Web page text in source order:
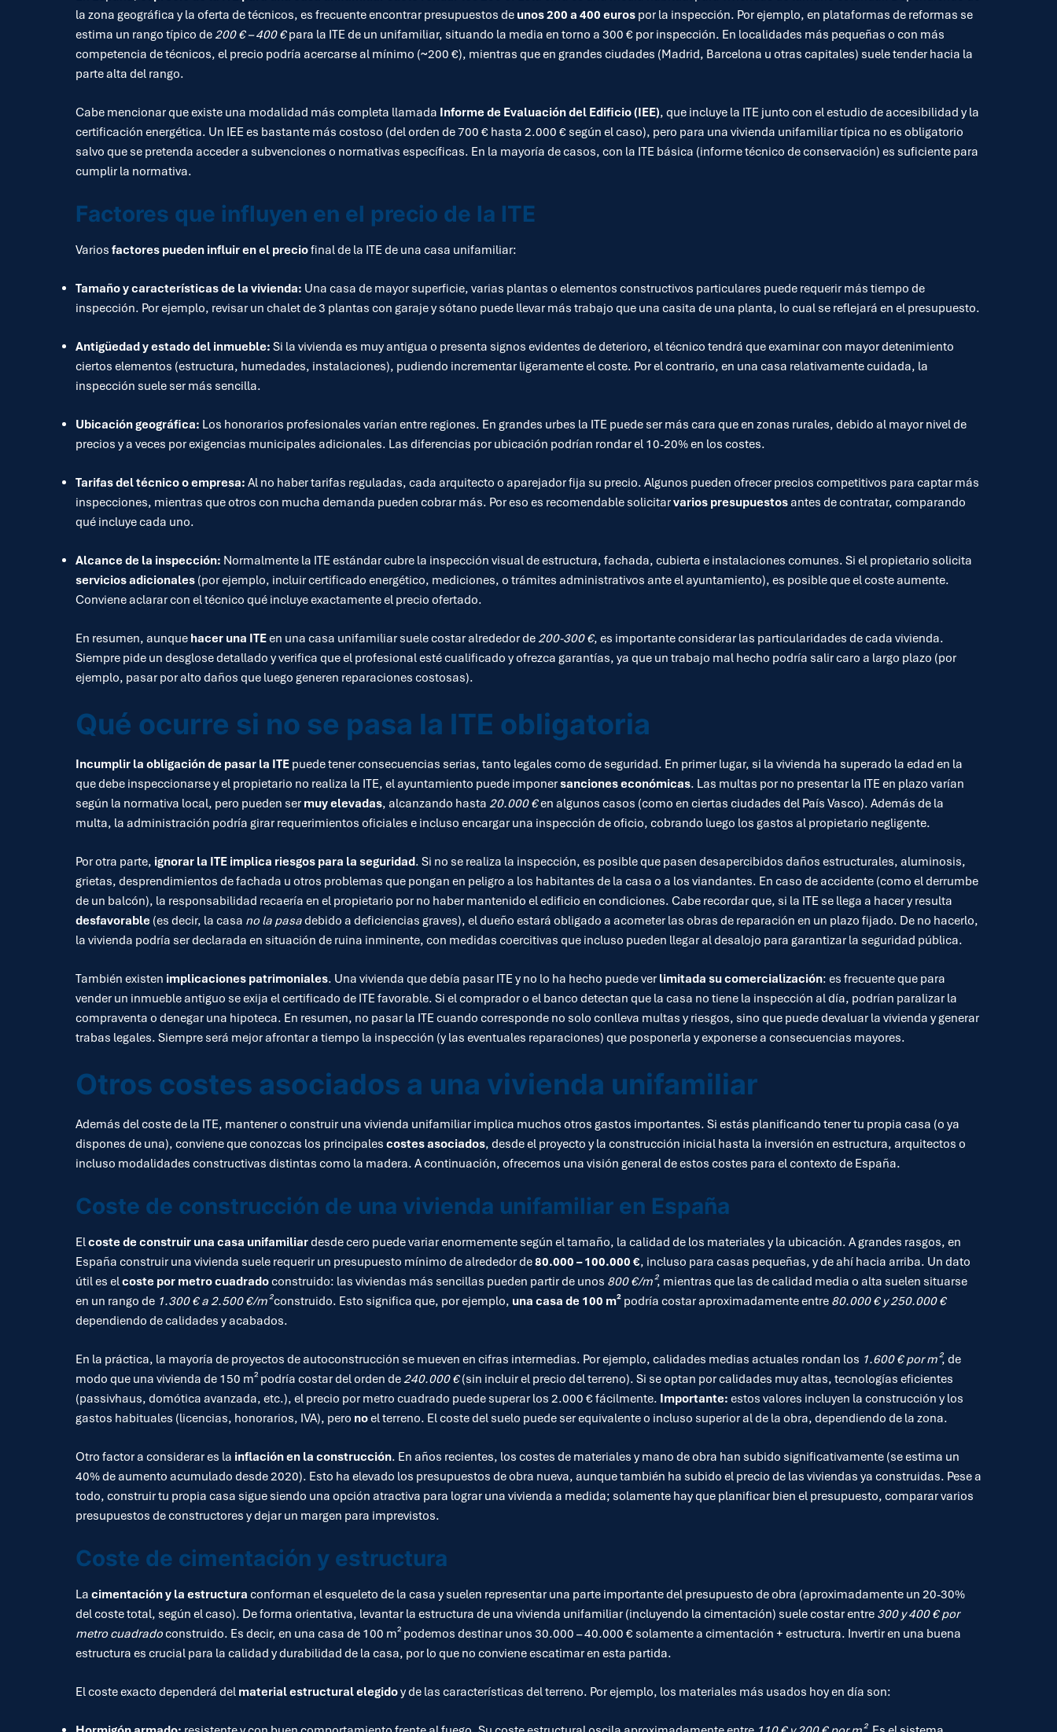
la zona geográfica y la oferta de técnicos, es frecuente encontrar presupuestos de unos 200 a 400 euros por la inspección. Por ejemplo, en plataformas de reformas se
estima un rango típico de200 € – 400 €para la ITE de un unifamiliar, situando la media en torno a 300 € por inspección. En localidades más pequeñas o con más
competencia de técnicos, el precio podría acercarse al mínimo (~200 €), mientras que en grandes ciudades (Madrid, Barcelona u otras capitales) suele tender hacia la
parte alta del rango.
Cabe mencionar que existe una modalidad más completa llamada Informe de Evaluación del Edificio (IEE), que incluye la ITE junto con el estudio de accesibilidad y la
certificación energética. Un IEE es bastante más costoso (del orden de 700 € hasta 2.000 € según el caso), pero para una vivienda unifamiliar típica no es obligatorio
salvo que se pretenda acceder a subvenciones o normativas específicas. En la mayoría de casos, con la ITE básica (informe técnico de conservación) es suficiente para
cumplir la normativa.
Factores que influyen en el precio de la ITE
Varios factores pueden influir en el preciofinal de la ITE de una casa unifamiliar:
Tamaño y características de la vivienda: Una casa de mayor superficie, varias plantas o elementos constructivos particulares puede requerir más tiempo de
inspección. Por ejemplo, revisar un chalet de 3 plantas con garaje y sótano puede llevar más trabajo que una casita de una planta, lo cual se reflejará en el presupuesto.
Antigüedad y estado del inmueble: Si la vivienda es muy antigua o presenta signos evidentes de deterioro, el técnico tendrá que examinar con mayor detenimiento
ciertos elementos (estructura, humedades, instalaciones), pudiendo incrementar ligeramente el coste. Por el contrario, en una casa relativamente cuidada, la
inspección suele ser más sencilla.
Ubicación geográfica: Los honorarios profesionales varían entre regiones. En grandes urbes la ITE puede ser más cara que en zonas rurales, debido al mayor nivel de
precios y a veces por exigencias municipales adicionales. Las diferencias por ubicación podrían rondar el 10-20% en los costes.
Tarifas del técnico o empresa: Al no haber tarifas reguladas, cada arquitecto o aparejador fija su precio. Algunos pueden ofrecer precios competitivos para captar más
inspecciones, mientras que otros con mucha demanda pueden cobrar más. Por eso es recomendable solicitarvarios presupuestosantes de contratar, comparando
qué incluye cada uno.
Alcance de la inspección: Normalmente la ITE estándar cubre la inspección visual de estructura, fachada, cubierta e instalaciones comunes. Si el propietario solicita
servicios adicionales (por ejemplo, incluir certificado energético, mediciones, o trámites administrativos ante el ayuntamiento), es posible que el coste aumente.
Conviene aclarar con el técnico qué incluye exactamente el precio ofertado.
En resumen, aunque hacer una ITEen una casa unifamiliar suele costar alrededor de200-300 €, es importante considerar las particularidades de cada vivienda.
Siempre pide un desglose detallado y verifica que el profesional esté cualificado y ofrezca garantías, ya que un trabajo mal hecho podría salir caro a largo plazo (por
ejemplo, pasar por alto daños que luego generen reparaciones costosas).
Qué ocurre si no se pasa la ITE obligatoria
Incumplir la obligación de pasar la ITE puede tener consecuencias serias, tanto legales como de seguridad. En primer lugar, si la vivienda ha superado la edad en la
que debe inspeccionarse y el propietario no realiza la ITE, el ayuntamiento puede imponersanciones económicas. Las multas por no presentar la ITE en plazo varían
según la normativa local, pero pueden ser muy elevadas, alcanzando hasta 20.000 €en algunos casos (como en ciertas ciudades del País Vasco). Además de la
multa, la administración podría girar requerimientos oficiales e incluso encargar una inspección de oficio, cobrando luego los gastos al propietario negligente.
Por otra parte, ignorar la ITE implica riesgos para la seguridad. Si no se realiza la inspección, es posible que pasen desapercibidos daños estructurales, aluminosis,
grietas, desprendimientos de fachada u otros problemas que pongan en peligro a los habitantes de la casa o a los viandantes. En caso de accidente (como el derrumbe
de un balcón), la responsabilidad recaería en el propietario por no haber mantenido el edificio en condiciones. Cabe recordar que, si la ITE se llega a hacer y resulta
desfavorable (es decir, la casa no la pasadebido a deficiencias graves), el dueño estará obligado a acometer las obras de reparación en un plazo fijado. De no hacerlo,
la vivienda podría ser declarada en situación de ruina inminente, con medidas coercitivas que incluso pueden llegar al desalojo para garantizar la seguridad pública.
También existen implicaciones patrimoniales. Una vivienda que debía pasar ITE y no lo ha hecho puede ver limitada su comercialización: es frecuente que para
vender un inmueble antiguo se exija el certificado de ITE favorable. Si el comprador o el banco detectan que la casa no tiene la inspección al día, podrían paralizar la
compraventa o denegar una hipoteca. En resumen, no pasar la ITE cuando corresponde no solo conlleva multas y riesgos, sino que puede devaluar la vivienda y generar
trabas legales. Siempre será mejor afrontar a tiempo la inspección (y las eventuales reparaciones) que posponerla y exponerse a consecuencias mayores.
Otros costes asociados a una vivienda unifamiliar
Además del coste de la ITE, mantener o construir una vivienda unifamiliar implica muchos otros gastos importantes. Si estás planificando tener tu propia casa (o ya
dispones de una), conviene que conozcas los principales costes asociados, desde el proyecto y la construcción inicial hasta la inversión en estructura, arquitectos o
incluso modalidades constructivas distintas como la madera. A continuación, ofrecemos una visión general de estos costes para el contexto de España.
Coste de construcción de una vivienda unifamiliar en España
Elcoste de construir una casa unifamiliardesde cero puede variar enormemente según el tamaño, la calidad de los materiales y la ubicación. A grandes rasgos, en
España construir una vivienda suele requerir un presupuesto mínimo de alrededor de80.000 – 100.000 €, incluso para casas pequeñas, y de ahí hacia arriba. Un dato
útil es elcoste por metro cuadradoconstruido: las viviendas más sencillas pueden partir de unos 800 €/m², mientras que las de calidad media o alta suelen situarse
en un rango de 1.300 € a 2.500 €/m²construido. Esto significa que, por ejemplo, una casa de 100 m² podría costar aproximadamente entre 80.000 € y 250.000 €
dependiendo de calidades y acabados.
En la práctica, la mayoría de proyectos de autoconstrucción se mueven en cifras intermedias. Por ejemplo, calidades medias actuales rondan los 1.600 € por m², de
modo que una vivienda de 150 m² podría costar del orden de240.000 €(sin incluir el precio del terreno). Si se optan por calidades muy altas, tecnologías eficientes
(passivhaus, domótica avanzada, etc.), el precio por metro cuadrado puede superar los 2.000 € fácilmente. Importante: estos valores incluyen la construcción y los
gastos habituales (licencias, honorarios, IVA), pero noel terreno. El coste del suelo puede ser equivalente o incluso superior al de la obra, dependiendo de la zona.
Otro factor a considerar es la inflación en la construcción. En años recientes, los costes de materiales y mano de obra han subido significativamente (se estima un
40% de aumento acumulado desde 2020). Esto ha elevado los presupuestos de obra nueva, aunque también ha subido el precio de las viviendas ya construidas. Pese a
todo, construir tu propia casa sigue siendo una opción atractiva para lograr una vivienda a medida; solamente hay que planificar bien el presupuesto, comparar varios
presupuestos de constructores y dejar un margen para imprevistos.
Coste de cimentación y estructura
La cimentación y la estructura conforman el esqueleto de la casa y suelen representar una parte importante del presupuesto de obra (aproximadamente un 20-30%
del coste total, según el caso). De forma orientativa, levantar la estructura de una vivienda unifamiliar (incluyendo la cimentación) suele costar entre 300 y 400 € por
metro cuadradoconstruido. Es decir, en una casa de 100 m² podemos destinar unos 30.000 – 40.000 € solamente a cimentación + estructura. Invertir en una buena
estructura es crucial para la calidad y durabilidad de la casa, por lo que no conviene escatimar en esta partida.
El coste exacto dependerá del material estructural elegidoy de las características del terreno. Por ejemplo, los materiales más usados hoy en día son: